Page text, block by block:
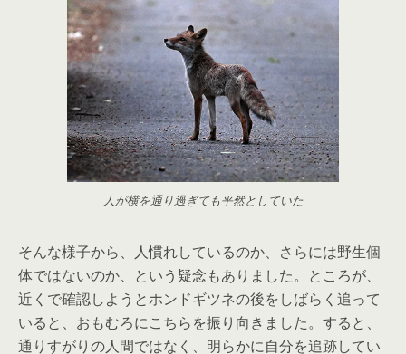
人が横を通り過ぎても平然としていた
そんな様子から、人慣れしているのか、さらには野生個
体ではないのか、という疑念もありました。ところが、
近くで確認しようとホンドギツネの後をしばらく追って
いると、おもむろにこちらを振り向きました。すると、
通りすがりの人間ではなく、明らかに自分を追跡してい